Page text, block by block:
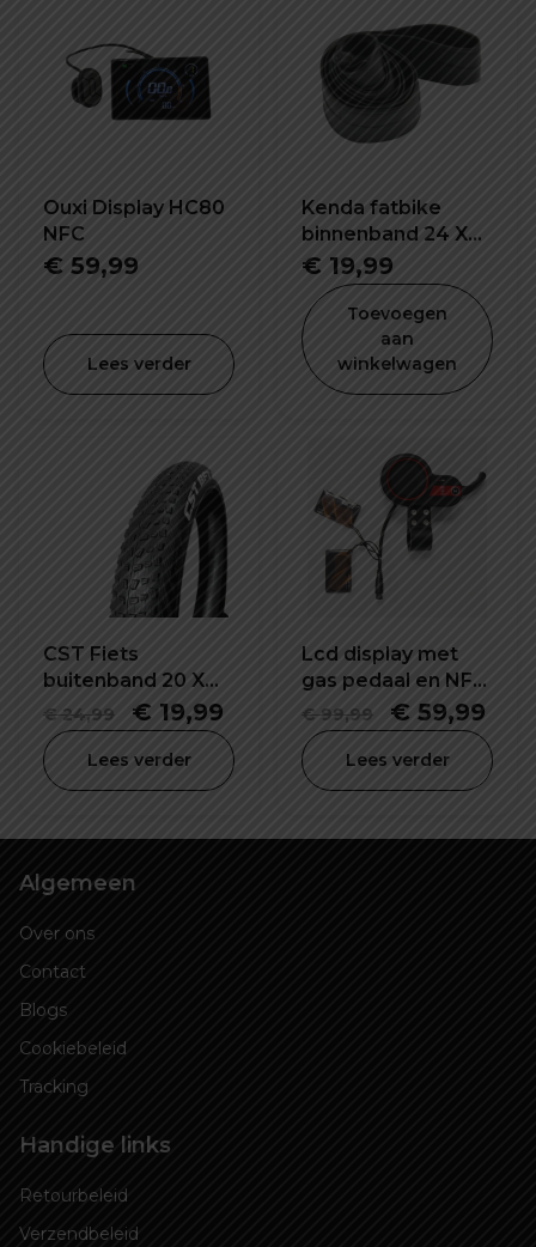
Ouxi Display HC80
NFC
€ 59,99
Lees verder
Kenda fatbike
binnenband 24 X
4.0 inch K1188
€ 19,99
Toevoegen
aan
winkelwagen
CST Fiets
buitenband 20 X
2.40 inch
€24,99
Oorspronkelijke
prijs
was:
€ 19,99 Huidige
prijs
is:
Lees verder
Lcd display met
gas pedaal en NFC
pasje elektrische
step
€99,99
prijs
was:
€ 59,99
is:
Lees verder
Algemeen
Over ons
Contact
Blogs
Cookiebeleid
Tracking
Handige links
Retourbeleid
Verzendbeleid